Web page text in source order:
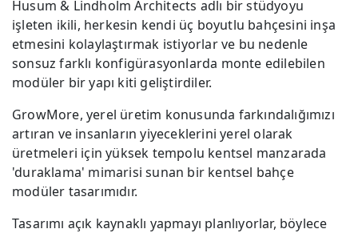
Husum & Lindholm Architects adlı bir stüdyoyu
işleten ikili, herkesin kendi üç boyutlu bahçesini inşa
etmesini kolaylaştırmak istiyorlar ve bu nedenle
sonsuz farklı konfigürasyonlarda monte edilebilen
modüler bir yapı kiti geliştirdiler.
GrowMore, yerel üretim konusunda farkındalığımızı
artıran ve insanların yiyeceklerini yerel olarak
üretmeleri için yüksek tempolu kentsel manzarada
'duraklama' mimarisi sunan bir kentsel bahçe
modüler tasarımıdır.
Tasarımı açık kaynaklı yapmayı planlıyorlar, böylece